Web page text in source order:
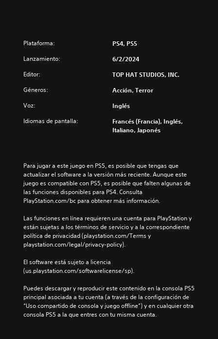
Plataforma: PS4, PS5
Lanzamiento: 6/2/2024
Editor: TOP HAT STUDIOS, INC.
Géneros: Acción, Terror
Voz: Inglés
Idiomas de pantalla:
Francés (Francia), Inglés,
Italiano, Japonés
Para jugar a este juego en PS5, es posible que tengas que
actualizar el software a la versión más reciente. Aunque este
juego es compatible con PS5, es posible que falten algunas de
las funciones disponibles para PS4. Consulta
PlayStation.com/bc para obtener más información.
Las funciones en línea requieren una cuenta para PlayStation y
están sujetas a los términos de servicio y a la correspondiente
política de privacidad (playstation.com/Terms y
playstation.com/legal/privacy-policy).
El software está sujeto a licencia
(us.playstation.com/softwarelicense/sp).
Puedes descargar y reproducir este contenido en la consola PS5
principal asociada a tu cuenta (a través de la configuración de
“Uso compartido de consola y juego offline”) y en cualquier otra
consola PS5 a la que entres con tu misma cuenta.